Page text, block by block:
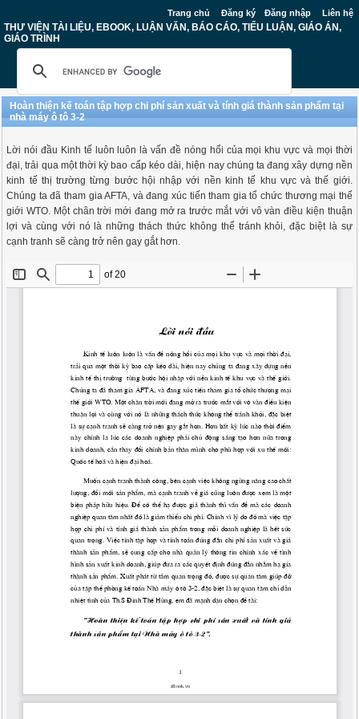
Trang chủ Đăng ký Đăng nhập Liên hệ
THƯ VIỆN TÀI LIỆU, EBOOK, LUẬN VĂN, BÁO CÁO, TIỂU LUẬN, GIÁO ÁN,
GIÁO TRÌNH
Hoàn thiện kế toán tập hợp chi phí sản xuất và tính giá thành sản phẩm tại
nhà máy ô tô 3-2
Lời nói đầu Kinh tế luôn luôn là vấn đề nóng hổi của mọi khu vực và mọi thời
đại, trải qua một thời kỳ bao cấp kéo dài, hiện nay chúng ta đang xây dựng nền
kinh tế thị trường từng bước hội nhập với nền kinh tế khu vực và thế giới.
Chúng ta đã tham gia AFTA, và đang xúc tiến tham gia tổ chức thương mại thế
giới WTO. Một chân trời mới đang mở ra trước mắt với vô vàn điều kiện thuận
lợi và cùng với nó là những thách thức không thể tránh khỏi, đặc biệt là sự
cạnh tranh sẽ càng trở nên gay gắt hơn.